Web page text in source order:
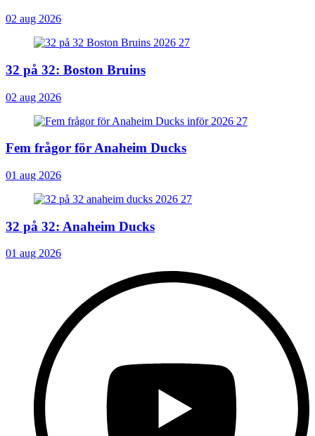
02 aug 2026
32 på 32: Boston Bruins
02 aug 2026
Fem frågor för Anaheim Ducks
01 aug 2026
32 på 32: Anaheim Ducks
01 aug 2026